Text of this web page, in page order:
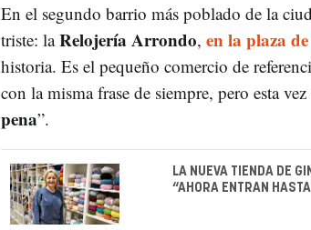
En el segundo barrio más poblado de la
triste: laRelojería Arrondo, en la plaza
historia. Es el pequeño comercio de
con la misma frase de siempre, pero esta
pena”.
LA NUEVA TIENDA DE
“AHORA ENTRAN